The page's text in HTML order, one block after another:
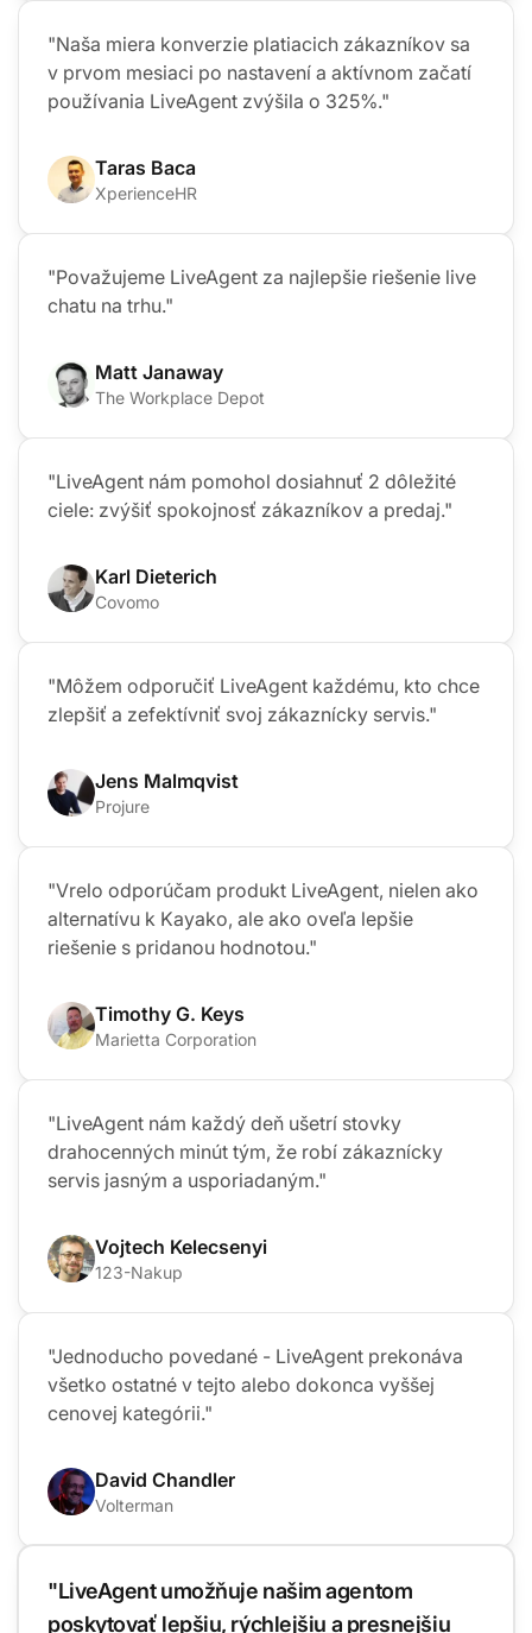
"Naša miera konverzie platiacich zákazníkov sa
v prvom mesiaci po nastavení a aktívnom začatí
používania LiveAgent zvýšila o 325%."
Taras Baca
XperienceHR
"Považujeme LiveAgent za najlepšie riešenie live
chatu na trhu."
Matt Janaway
The Workplace Depot
"LiveAgent nám pomohol dosiahnuť 2 dôležité
ciele: zvýšiť spokojnosť zákazníkov a predaj."
Karl Dieterich
Covomo
"Môžem odporučiť LiveAgent každému, kto chce
zlepšiť a zefektívniť svoj zákaznícky servis."
Jens Malmqvist
Projure
"Vrelo odporúčam produkt LiveAgent, nielen ako
alternatívu k Kayako, ale ako oveľa lepšie
riešenie s pridanou hodnotou."
Timothy G. Keys
Marietta Corporation
"LiveAgent nám každý deň ušetrí stovky
drahocenných minút tým, že robí zákaznícky
servis jasným a usporiadaným."
Vojtech Kelecsenyi
123-Nakup
"Jednoducho povedané - LiveAgent prekonáva
všetko ostatné v tejto alebo dokonca vyššej
cenovej kategórii."
David Chandler
Volterman
"LiveAgent umožňuje našim agentom
poskytovať lepšiu, rýchlejšiu a presnejšiu